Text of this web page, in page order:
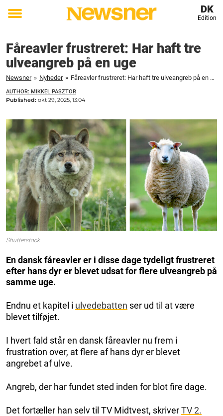
Toggle
DK
Edition
Fåreavler frustreret: Har haft tre
ulveangreb på en uge
Newsner » Nyheder » Fåreavler frustreret: Har haft tre ulveangreb på en uge
AUTHOR: MIKKEL PASZTOR
Published: okt 29, 2025, 13:04
Shutterstock
En dansk fåreavler er i disse dage tydeligt frustreret
efter hans dyr er blevet udsat for flere ulveangreb på
samme uge.
Endnu et kapitel i ulvedebatten ser ud til at være
blevet tilføjet.
I hvert fald står en dansk fåreavler nu frem i
frustration over, at flere af hans dyr er blevet
angrebet af ulve.
Angreb, der har fundet sted inden for blot fire dage.
Det fortæller han selv til TV Midtvest, skriverTV 2.